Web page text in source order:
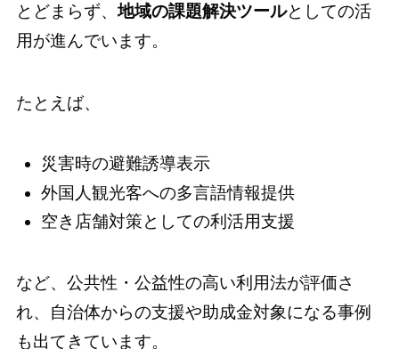
とどまらず、地域の課題解決ツールとしての活
用が進んでいます。
たとえば、
災害時の避難誘導表示
外国人観光客への多言語情報提供
空き店舗対策としての利活用支援
など、公共性・公益性の高い利用法が評価さ
れ、自治体からの支援や助成金対象になる事例
も出てきています。